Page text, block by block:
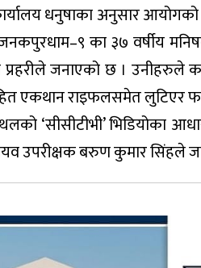
धनुषाका अनुसार
का ३७ वर्षीय
प्रहरीले जनाएको छ । उनीहरुले
एकथान राइफलसमेत लुटिएर
‘सीसीटीभी’ भिडियोका
उपरीक्षक बरुण कुमार सिंहले